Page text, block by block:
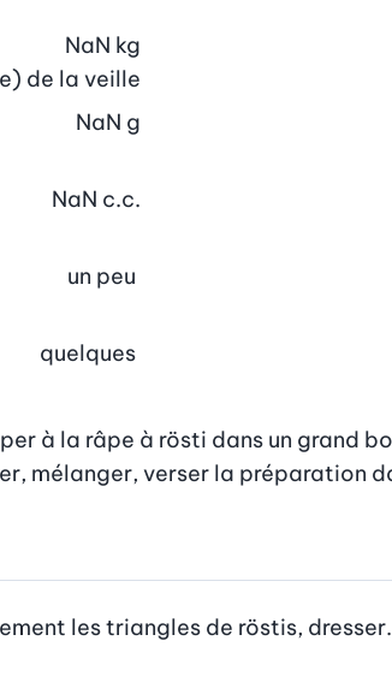
de la veille
NaN kg
NaN g
NaN c.c.
un peu
quelques
à la râpe à rösti dans un grand
mélanger, verser la préparation
les triangles de röstis, dresser.